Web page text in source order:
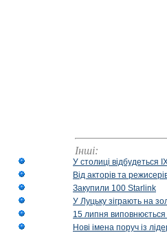
Інші:
У столиці відбудеться
Від акторів та
Закупили 100 Starlink
У Луцьку зіграють на
15 липня виповнюється
Нові імена поруч із